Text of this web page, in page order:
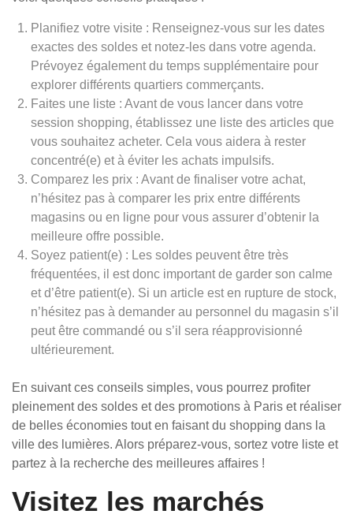
Planifiez votre visite : Renseignez-vous sur les dates
exactes des soldes et notez-les dans votre agenda.
Prévoyez également du temps supplémentaire pour
explorer différents quartiers commerçants.
Faites une liste : Avant de vous lancer dans votre
session shopping, établissez une liste des articles que
vous souhaitez acheter. Cela vous aidera à rester
concentré(e) et à éviter les achats impulsifs.
Comparez les prix : Avant de finaliser votre achat,
n’hésitez pas à comparer les prix entre différents
magasins ou en ligne pour vous assurer d’obtenir la
meilleure offre possible.
Soyez patient(e) : Les soldes peuvent être très
fréquentées, il est donc important de garder son calme
et d’être patient(e). Si un article est en rupture de stock,
n’hésitez pas à demander au personnel du magasin s’il
peut être commandé ou s’il sera réapprovisionné
ultérieurement.
En suivant ces conseils simples, vous pourrez profiter
pleinement des soldes et des promotions à Paris et réaliser
de belles économies tout en faisant du shopping dans la
ville des lumières. Alors préparez-vous, sortez votre liste et
partez à la recherche des meilleures affaires !
Visitez les marchés